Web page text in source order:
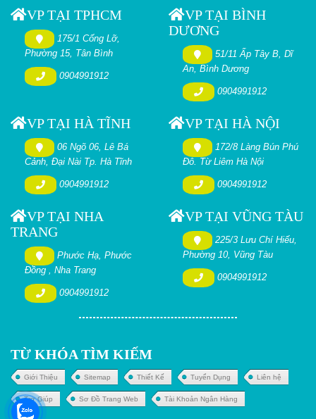
VP TẠI TPHCM
175/1 Cống Lỡ,
Phường 15, Tân Bình
0904991912
VP TẠI BÌNH
DƯƠNG
51/11 Ấp Tây B, Dĩ
An, Bình Dương
0904991912
VP TẠI HÀ TĨNH
06 Ngõ 06, Lê Bá
Cảnh, Đại Nài Tp. Hà Tĩnh
0904991912
VP TẠI HÀ NỘI
172/8 Làng Bún Phú
Đô. Từ Liêm Hà Nội
0904991912
VP TẠI NHA
TRANG
Phước Hạ, Phước
Đồng , Nha Trang
0904991912
VP TẠI VŨNG TÀU
225/3 Lưu Chí Hiếu,
Phường 10, Vũng Tàu
0904991912
TỪ KHÓA TÌM KIẾM
Giới Thiệu Sitemap Thiết Kế Tuyển Dụng Liên hệ
Trợ Giúp Sơ Đồ Trang Web Tài Khoản Ngân Hàng